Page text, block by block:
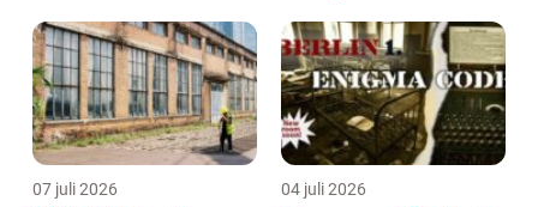
07 juli 2026 04 juli 2026